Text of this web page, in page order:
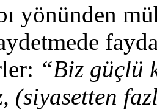
yönünden
“Biz güçlü
(siyasetten